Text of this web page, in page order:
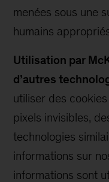
menées sous une
humains
Utilisation par
d’autres
utiliser des
pixels invisibles,
technologies
informations sur
informations sont